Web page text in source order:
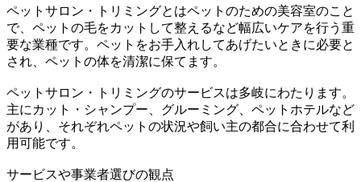
ペットサロン・トリミングとはペットのための美容室のこと
で、ペットの毛をカットして整えるなど幅広いケアを行う重
要な業種です。ペットをお手入れしてあげたいときに必要と
され、ペットの体を清潔に保てます。
ペットサロン・トリミングのサービスは多岐にわたります。
主にカット・シャンプー、グルーミング、ペットホテルなど
があり、それぞれペットの状況や飼い主の都合に合わせて利
用可能です。
サービスや事業者選びの観点